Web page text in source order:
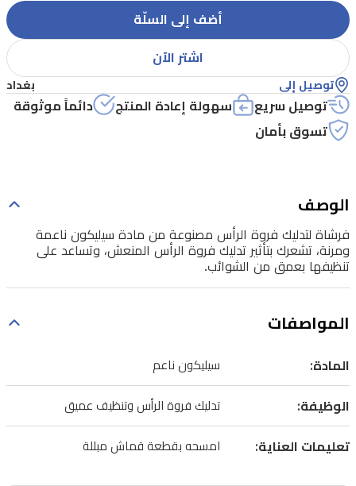
تشعرك
بتأثير
تدليك
فروة
الرأس
المنعش،
تنظيفها
من
الشوائب.
أضف إلى السلّة
اشتر الآن
توصيل إلى بغداد
توصيل سريع سهولة إعادة المنتج
دائماً موثوقة
تسوق بأمان
الوصف
فرشاة لتدليك فروة الرأس مصنوعة من مادة سيليكون ناعمة
ومرنة، تشعرك بتأثير تدليك فروة الرأس المنعش، وتساعد على
تنظيفها بعمق من الشوائب.
المواصفات
المادة: سيليكون ناعم
الوظيفة: تدليك فروة الرأس وتنظيف عميق
تعليمات العناية: امسحه بقطعة قماش مبللة